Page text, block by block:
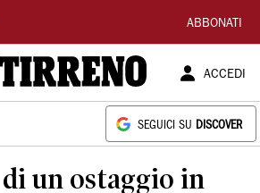
ABBONATI
ACCEDI
SEGUICI SU DISCOVER
un ostaggio in